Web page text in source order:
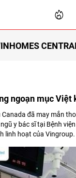
ngoạn mục
Canada đã may mắn
y bác sĩ tại Bệnh
linh hoạt của Vingroup.